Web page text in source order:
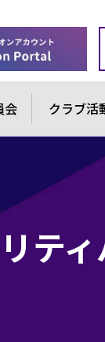
会 クラブ活
テ